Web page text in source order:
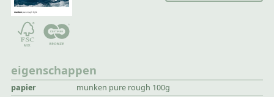
eigenschappen
papier
munken pure rough 100g